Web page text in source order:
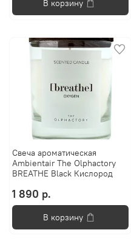
В корзину
Свеча ароматическая
Ambientair The Olphactory
BREATHE Black Кислород
1 890 р.
В корзину